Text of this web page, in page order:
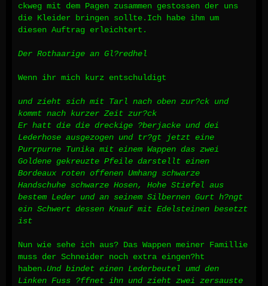
ckweg mit dem Pagen zusammen gestossen der uns
die Kleider bringen sollte.Ich habe ihm um
diesen Auftrag erleichtert.
Der Rothaarige an Gl?redhel
Wenn ihr mich kurz entschuldigt
und zieht sich mit Tarl nach oben zur?ck und
kommt nach kurzer Zeit zur?ck
Er hatt die die dreckige ?berjacke und dei
Lederhose ausgezogen und tr?gt jetzt eine
Purrpurne Tunika mit einem Wappen das zwei
Goldene gekreuzte Pfeile darstellt einen
Bordeaux roten offenen Umhang schwarze
Handschuhe schwarze Hosen, Hohe Stiefel aus
bestem Leder und an seinem Silbernen Gurt h?ngt
ein Schwert dessen Knauf mit Edelsteinen besetzt
ist
Nun wie sehe ich aus? Das Wappen meiner Famillie
muss der Schneider noch extra eingen?ht
haben.Und bindet einen Lederbeutel umd den
Linken Fuss ?ffnet ihn und zieht zwei zersauste